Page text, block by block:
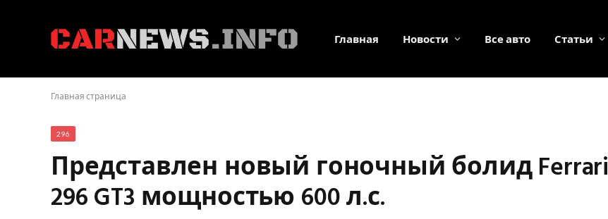
Главная Новости Все авто Статьи
Главная страница
296
Представлен новый гоночный болид Ferrari
296 GT3 мощностью 600 л.с.